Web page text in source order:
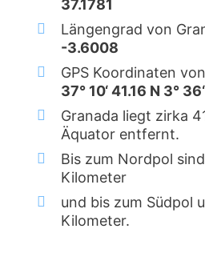
37.1781
Längengrad von
-3.6008
GPS Koordinaten
37° 10‘ 41.16 N 3°
Granada liegt zirka
Äquator entfernt.
Bis zum Nordpol
Kilometer
und bis zum Südpol
Kilometer.